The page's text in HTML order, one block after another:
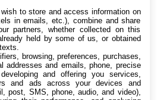
valeurs mesurées
604 nits.
sont disponibles :
P3. Dans tous les cas, dans la
Samsung Settings, il
wish to store and access information on
in emails, etc.), combine and share
partners, whether collected on this
held by some of us, or obtained
browsing, preferences, purchases,
addresses and emails, phone, precise
and offering you services,
and ads across your devices and
post, SMS, phone, audio, and video),